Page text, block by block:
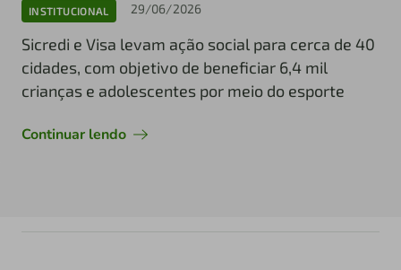
INSTITUCIONAL 29/06/2026
Sicredi e Visa levam ação social para cerca de 40
cidades, com objetivo de beneficiar 6,4 mil
crianças e adolescentes por meio do esporte
Continuar lendo